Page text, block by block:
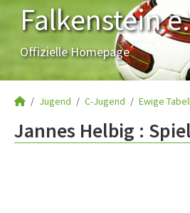
Falkenstein
Offizielle Homepage
Jugend C-Jugend Ewige
Jannes Helbig :